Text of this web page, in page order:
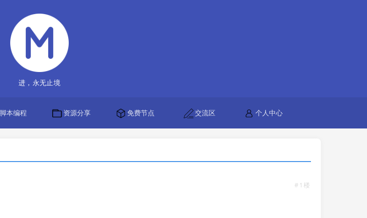
进，永无止境
脚本编程 资源分享 免费节点 交流区 个人中心
#1楼